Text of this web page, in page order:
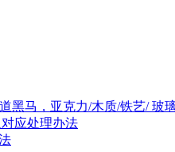
黑马，亚克力/木质/铁艺/ 玻
应处理办法